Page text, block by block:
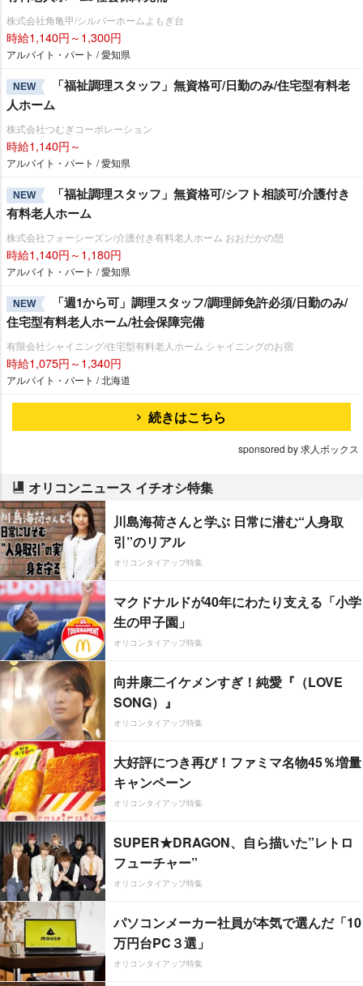
株式会社角亀甲/シルバーホームよもぎ台
時給1,140円～1,300円
アルバイト・パート / 愛知県
NEW
「福祉調理スタッフ」無資格可/日勤のみ/住宅型有料老
人ホーム
株式会社つむぎコーポレーション
時給1,140円～
アルバイト・パート / 愛知県
NEW
「福祉調理スタッフ」無資格可/シフト相談可/介護付き
有料老人ホーム
株式会社フォーシーズン/介護付き有料老人ホーム おおだかの憩
時給1,140円～1,180円
アルバイト・パート / 愛知県
NEW
「週1から可」調理スタッフ/調理師免許必須/日勤のみ/
住宅型有料老人ホーム/社会保障完備
有限会社シャイニング/住宅型有料老人ホーム シャイニングのお宿
時給1,075円～1,340円
アルバイト・パート / 北海道
続きはこちら
sponsored by 求人ボックス
オリコンニュース イチオシ特集
川島海荷さんと学ぶ 日常に潜む“人身取
引”のリアル
オリコンタイアップ特集
マクドナルドが40年にわたり支える「小学
生の甲子園」
オリコンタイアップ特集
向井康二イケメンすぎ！純愛『（LOVE
SONG）』
オリコンタイアップ特集
大好評につき再び！ファミマ名物45％増量
キャンペーン
オリコンタイアップ特集
SUPER★DRAGON、自ら描いた”レトロ
フューチャー”
オリコンタイアップ特集
パソコンメーカー社員が本気で選んだ「10
万円台PC３選」
オリコンタイアップ特集